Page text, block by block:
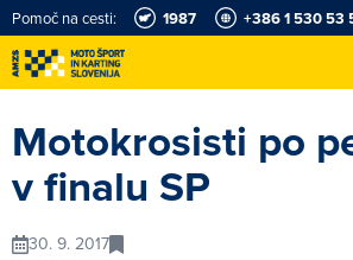
Pomoč na cesti: 1987 +386 1 530 53
Motokrosisti po
v finalu SP
30. 9. 2017